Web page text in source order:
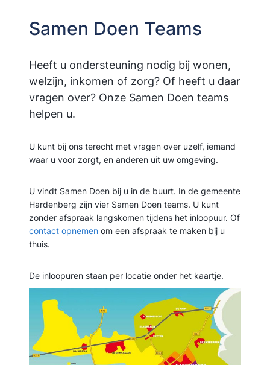
Samen Doen Teams
Heeft u ondersteuning nodig bij wonen,
welzijn, inkomen of zorg? Of heeft u daar
vragen over? Onze Samen Doen teams
helpen u.
U kunt bij ons terecht met vragen over uzelf, iemand
waar u voor zorgt, en anderen uit uw omgeving.
U vindt Samen Doen bij u in de buurt. In de gemeente
Hardenberg zijn vier Samen Doen teams. U kunt
zonder afspraak langskomen tijdens het inloopuur. Of
contact opnemen om een afspraak te maken bij u
thuis.
De inloopuren staan per locatie onder het kaartje.